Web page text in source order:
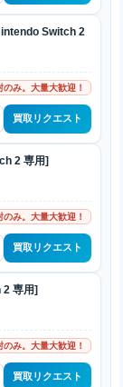
Switch 2
のみ。大量大歓迎！
買取リクエスト
2 専用]
のみ。大量大歓迎！
買取リクエスト
2 専用]
のみ。大量大歓迎！
買取リクエスト